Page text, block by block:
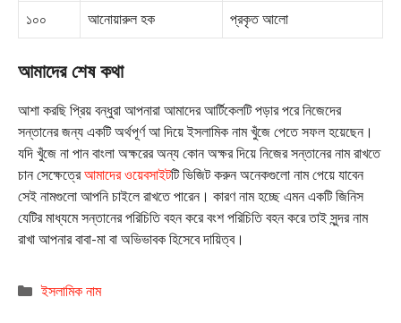
১০০ আনোয়ারুল হক প্রকৃত আলো
আমাদের শেষ কথা
আশা করছি প্রিয় বন্ধুরা আপনারা আমাদের আর্টিকেলটি পড়ার পরে নিজেদের
সন্তানের জন্য একটি অর্থপূর্ণ আ দিয়ে ইসলামিক নাম খুঁজে পেতে সফল হয়েছেন।
যদি খুঁজে না পান বাংলা অক্ষরের অন্য কোন অক্ষর দিয়ে নিজের সন্তানের নাম রাখতে
চান সেক্ষেত্রেআমাদের ওয়েবসাইটটি ভিজিট করুন অনেকগুলো নাম পেয়ে যাবেন
সেই নামগুলো আপনি চাইলে রাখতে পারেন। কারণ নাম হচ্ছে এমন একটি জিনিস
যেটির মাধ্যমে সন্তানের পরিচিতি বহন করে বংশ পরিচিতি বহন করে তাই সুন্দর নাম
রাখা আপনার বাবা-মা বা অভিভাবক হিসেবে দায়িত্ব।
Categories
ইসলামিক নাম